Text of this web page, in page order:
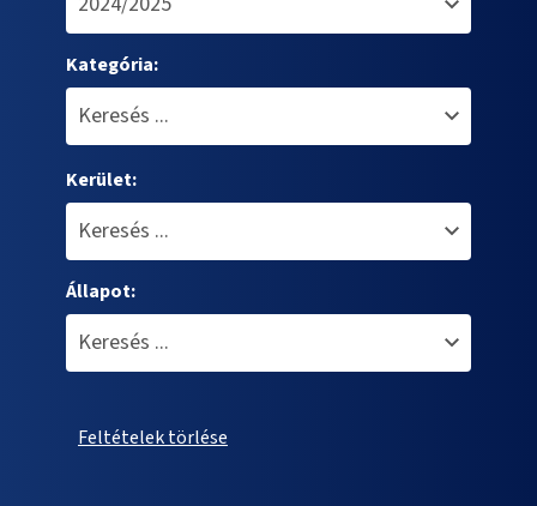
Kategória:
Kerület:
Állapot:
Feltételek törlése